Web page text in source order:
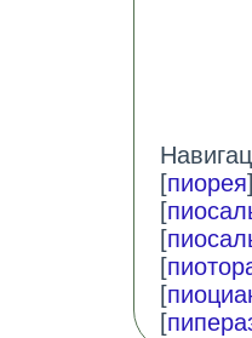
[пиорея]
[
[
[
[
[